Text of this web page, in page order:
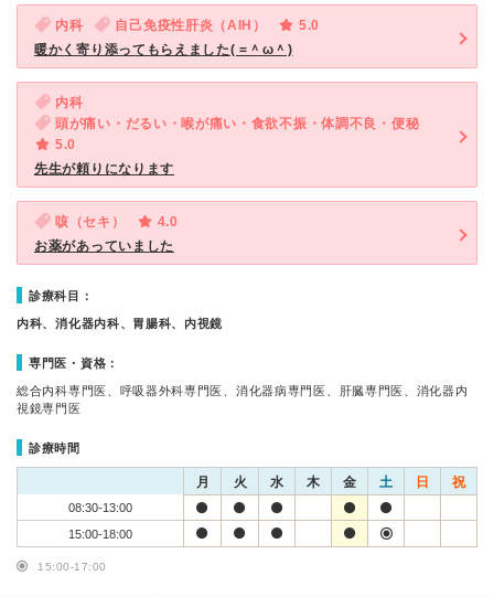
内科 自己免疫性肝炎（AIH）
5.0
暖かく寄り添ってもらえました( =＾ω＾)
内科
頭が痛い・だるい・喉が痛い・食欲不振・体調不良・便秘
5.0
先生が頼りになります
咳（セキ）
4.0
お薬があっていました
診療科目：
内科、消化器内科、胃腸科、内視鏡
専門医・資格：
総合内科専門医、呼吸器外科専門医、消化器病専門医、肝臓専門医、消化器内
視鏡専門医
診療時間
月 火 水 木 金 土 日 祝
08:30-13:00
15:00-18:00
15:00-17:00